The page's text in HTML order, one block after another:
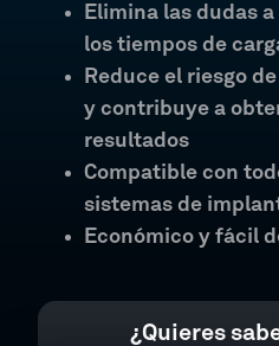
Elimina las dudas
los tiempos de
Reduce el riesgo
y contribuye a
resultados
Compatible con
sistemas de
Económico y fácil
¿Quieres